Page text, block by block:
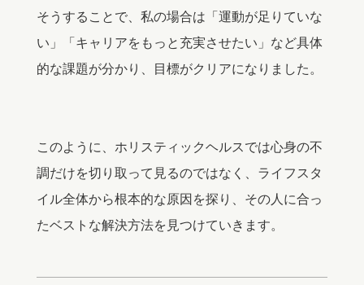
そうすることで、私の場合は「運動が足りていな
い」「キャリアをもっと充実させたい」など具体
的な課題が分かり、目標がクリアになりました。
このように、ホリスティックヘルスでは心身の不
調だけを切り取って見るのではなく、ライフスタ
イル全体から根本的な原因を探り、その人に合っ
たベストな解決方法を見つけていきます。